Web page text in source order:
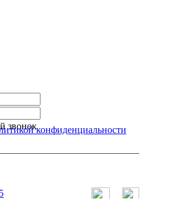
звонокконфиденциальности